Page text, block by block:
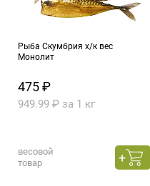
Рыба Скумбрия х/к вес
Монолит
475 ₽
949.99 ₽ за 1 кг
весовой
товар